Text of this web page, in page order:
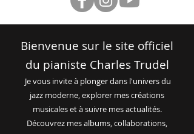
Bienvenue sur le site officiel
du pianiste Charles Trudel
Je vous invite à plonger dans l'univers du
jazz moderne, explorer mes créations
musicales et à suivre mes actualités.
Découvrez mes albums, collaborations,